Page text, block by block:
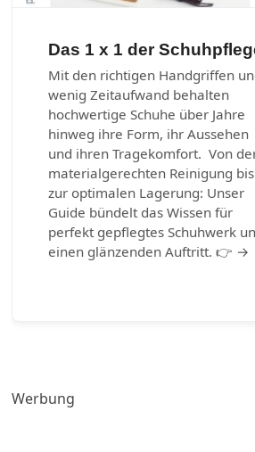
Das 1 x 1 der
Mit den richtigen Handgriffen
wenig Zeitaufwand behalten
hochwertige Schuhe über Jahre
hinweg ihre Form, ihr Aussehen
und ihren Tragekomfort. Von
materialgerechten Reinigung bis
zur optimalen Lagerung: Unser
Guide bündelt das Wissen für
perfekt gepflegtes Schuhwerk
einen glänzenden Auftritt. 👉 →
Werbung